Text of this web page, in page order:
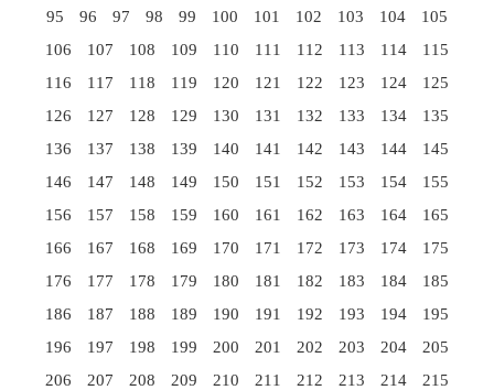
95
96 97 98 99 100 101 102 103 104
105
106
107 108 109 110 111 112 113 114
115
116
117 118 119 120 121 122 123 124
125
126
127 128 129 130 131 132 133 134
135
136
137 138 139 140 141 142 143 144
145
146
147 148 149 150 151 152 153 154
155
156
157 158 159 160 161 162 163 164
165
166
167 168 169 170 171 172 173 174
175
176
177 178 179 180 181 182 183 184
185
186
187 188 189 190 191 192 193 194
195
196
197 198 199 200 201 202 203 204
205
206
207 208 209 210 211 212 213 214
215